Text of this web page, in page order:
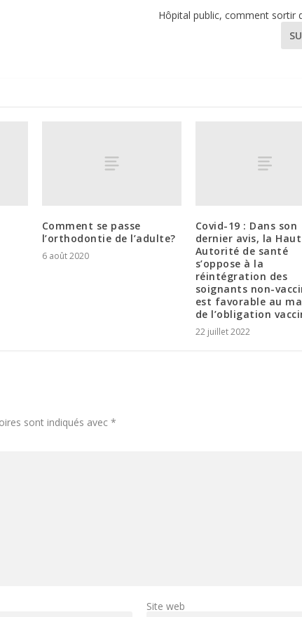
Hôpital public, comment sortir
Comment se passe
l’orthodontie de l’adulte?
6 août 2020
Covid-19 : Dans son
dernier avis, la
Autorité de santé
s’oppose à la
réintégration des
soignants non-
est favorable au
de l’obligation
22 juillet 2022
sont indiqués avec*
Site web